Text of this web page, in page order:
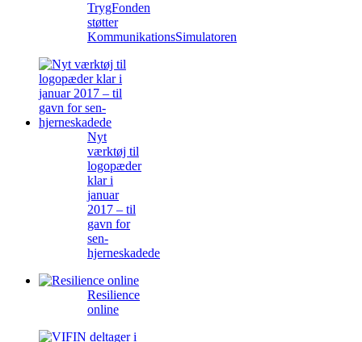
TrygFonden
støtter
KommunikationsSimulatoren
Nyt
værktøj til
logopæder
klar i
januar
2017 – til
gavn for
sen-
hjerneskadede
Resilience
online